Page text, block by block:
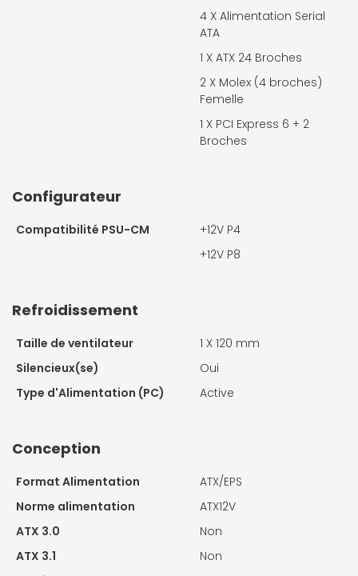
4 X Alimentation Serial
ATA
1 X ATX 24 Broches
2 X Molex (4 broches)
Femelle
1 X PCI Express 6 + 2
Broches
Configurateur
Compatibilité PSU-CM
+12V P4
+12V P8
Refroidissement
Taille de ventilateur 1 X 120 mm
Silencieux(se)
Oui
Type d'Alimentation (PC)
Active
Conception
Format Alimentation
ATX/EPS
Norme alimentation
ATX12V
ATX 3.0
Non
ATX 3.1
Non